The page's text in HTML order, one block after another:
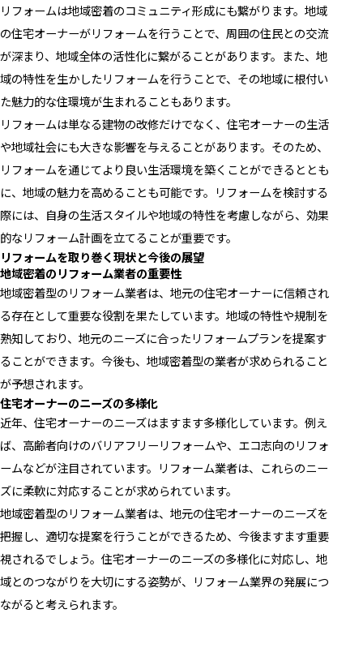
リフォームは地域密着のコミュニティ形成にも繋がります。地域
の住宅オーナーがリフォームを行うことで、周囲の住民との交流
が深まり、地域全体の活性化に繋がることがあります。また、地
域の特性を生かしたリフォームを行うことで、その地域に根付い
た魅力的な住環境が生まれることもあります。
リフォームは単なる建物の改修だけでなく、住宅オーナーの生活
や地域社会にも大きな影響を与えることがあります。そのため、
リフォームを通じてより良い生活環境を築くことができるととも
に、地域の魅力を高めることも可能です。リフォームを検討する
際には、自身の生活スタイルや地域の特性を考慮しながら、効果
的なリフォーム計画を立てることが重要です。
リフォームを取り巻く現状と今後の展望
地域密着のリフォーム業者の重要性
地域密着型のリフォーム業者は、地元の住宅オーナーに信頼され
る存在として重要な役割を果たしています。地域の特性や規制を
熟知しており、地元のニーズに合ったリフォームプランを提案す
ることができます。今後も、地域密着型の業者が求められること
が予想されます。
住宅オーナーのニーズの多様化
近年、住宅オーナーのニーズはますます多様化しています。例え
ば、高齢者向けのバリアフリーリフォームや、エコ志向のリフォ
ームなどが注目されています。リフォーム業者は、これらのニー
ズに柔軟に対応することが求められています。
地域密着型のリフォーム業者は、地元の住宅オーナーのニーズを
把握し、適切な提案を行うことができるため、今後ますます重要
視されるでしょう。住宅オーナーのニーズの多様化に対応し、地
域とのつながりを大切にする姿勢が、リフォーム業界の発展につ
ながると考えられます。